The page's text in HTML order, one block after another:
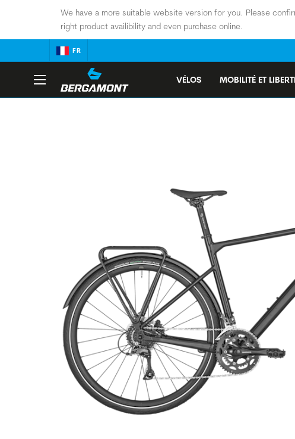
We have a more suitable website version for you. Please
right product availibility and even purchase online.
FR
VÉLOS MOBILITÉ ET